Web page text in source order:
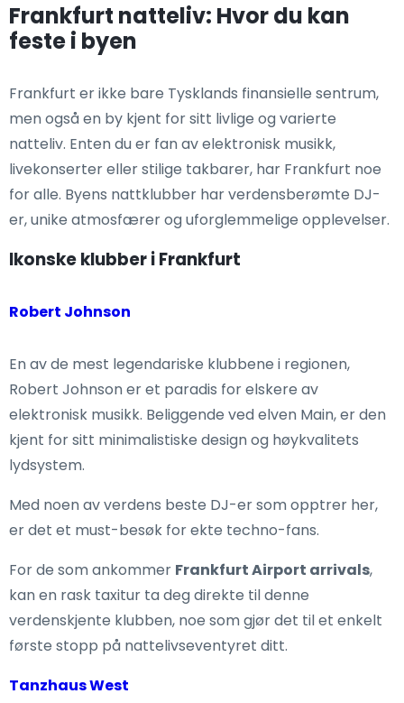
Frankfurt natteliv: Hvor du kan
feste i byen
Frankfurt er ikke bare Tysklands finansielle sentrum,
men også en by kjent for sitt livlige og varierte
natteliv. Enten du er fan av elektronisk musikk,
livekonserter eller stilige takbarer, har Frankfurt noe
for alle. Byens nattklubber har verdensberømte DJ-
er, unike atmosfærer og uforglemmelige opplevelser.
Ikonske klubber i Frankfurt
Robert Johnson
En av de mest legendariske klubbene i regionen,
Robert Johnson er et paradis for elskere av
elektronisk musikk. Beliggende ved elven Main, er den
kjent for sitt minimalistiske design og høykvalitets
lydsystem.
Med noen av verdens beste DJ-er som opptrer her,
er det et must-besøk for ekte techno-fans.
For de som ankommer Frankfurt Airport arrivals,
kan en rask taxitur ta deg direkte til denne
verdenskjente klubben, noe som gjør det til et enkelt
første stopp på nattelivseventyret ditt.
Tanzhaus West